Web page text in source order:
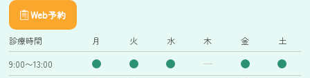
Web予約
診療時間 月 火 水 木 金 土
9:00〜13:00